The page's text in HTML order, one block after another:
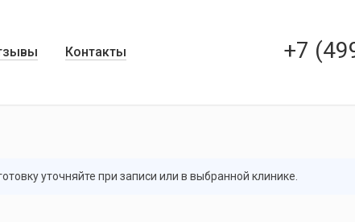
+7
Контакты
уточняйте при записи или в выбранной клинике.